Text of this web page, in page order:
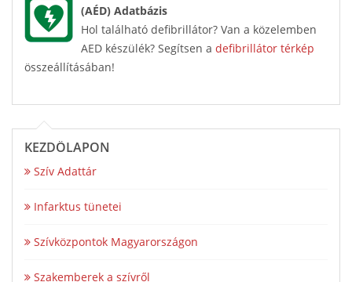
(AÉD) Adatbázis
Hol található defibrillátor? Van a közelemben
AED készülék? Segítsen a defibrillátor térkép
összeállításában!
KEZDŐLAPON
Szív Adattár
Infarktus tünetei
Szívközpontok Magyarországon
Szakemberek a szívről